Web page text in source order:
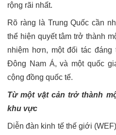
rộng rãi nhất.
Rõ ràng là Trung Quốc cần
thể hiện quyết tâm trở thành
nhiệm hơn, một đối tác
Đông Nam Á, và một quốc
cộng đồng quốc tế.
Từ một vật cản trở thành
khu vực
Diễn đàn kinh tế thế giới